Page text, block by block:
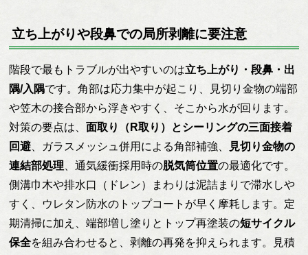
立ち上がりや段鼻での局所剥離に要注意
階段で最もトラブルが出やすいのは立ち上がり・段鼻・出
隅/入隅です。角部は応力集中が起こり、見切り金物の端部
や笠木の接合部から浮きやすく、そこから水が回ります。
対策の要点は、面取り（R取り）とシーリングの三面接着
回避、ガラスメッシュ併用による角部補強、
見切り金物の
連結部処理、通気緩衝採用時の脱気筒位置の最適化です。
側溝巾木や排水口（ドレン）まわりは泥詰まりで滞水しや
すく、ウレタン防水のトップコートが早く摩耗します。定
期清掃に加え、端部増し塗りとトップ再塗装の短サイクル
保全を組み合わせると、剥離の再発を抑えられます。見積